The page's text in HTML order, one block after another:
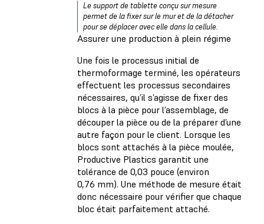
Le support de tablette conçu sur mesure
permet de la fixer sur le mur et de la détacher
pour se déplacer avec elle dans la cellule.
Assurer une production à plein régime
Une fois le processus initial de
thermoformage terminé, les opérateurs
effectuent les processus secondaires
nécessaires, qu’il s’agisse de fixer des
blocs à la pièce pour l’assemblage, de
découper la pièce ou de la préparer d’une
autre façon pour le client. Lorsque les
blocs sont attachés à la pièce moulée,
Productive Plastics garantit une
tolérance de 0,03 pouce (environ
0,76 mm). Une méthode de mesure était
donc nécessaire pour vérifier que chaque
bloc était parfaitement attaché.